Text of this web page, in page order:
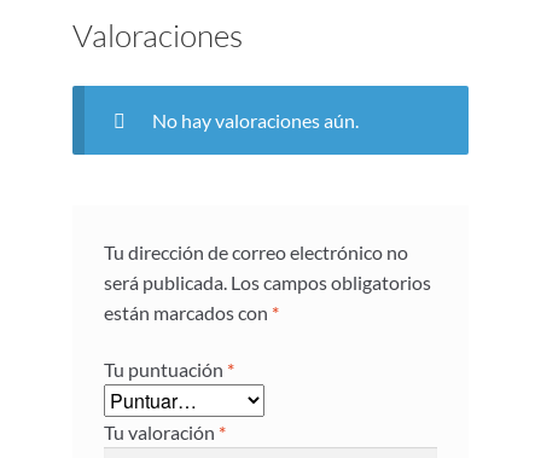
Valoraciones
No hay valoraciones aún.
Tu dirección de correo electrónico no
será publicada. Los campos obligatorios
están marcados con *
Tu puntuación *
Tu valoración *